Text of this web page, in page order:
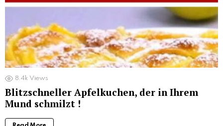
8.4k Views
Blitzschneller Apfelkuchen, der in Ihrem
Mund schmilzt !